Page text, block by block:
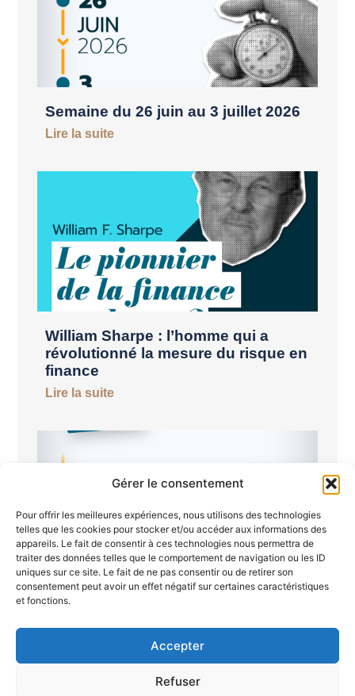
Gérer le consentement
Pour offrir les meilleures expériences, nous utilisons des technologies
telles que les cookies pour stocker et/ou accéder aux informations des
appareils. Le fait de consentir à ces technologies nous permettra de
traiter des données telles que le comportement de navigation ou les ID
uniques sur ce site. Le fait de ne pas consentir ou de retirer son
consentement peut avoir un effet négatif sur certaines caractéristiques
et fonctions.
Accepter
Refuser
Semaine du 26 juin au 3 juillet 2026
Lire la suite
William Sharpe : l’homme qui a
révolutionné la mesure du risque en
finance
Lire la suite
Semaine du 19 au 26 juin 2026